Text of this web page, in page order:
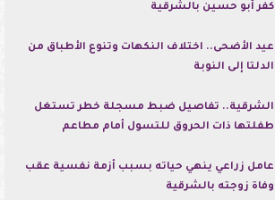
كفر أبو حسين بالشرقية
عيد الأضحى.. اختلاف النكهات وتنوع الأطباق من
الدلتا إلى النوبة
الشرقية.. تفاصيل ضبط مسجلة خطر تستغل
طفلتها ذات الحروق للتسول أمام مطاعم
عامل زراعي ينهي حياته بسبب أزمة نفسية عقب
وفاة زوجته بالشرقية